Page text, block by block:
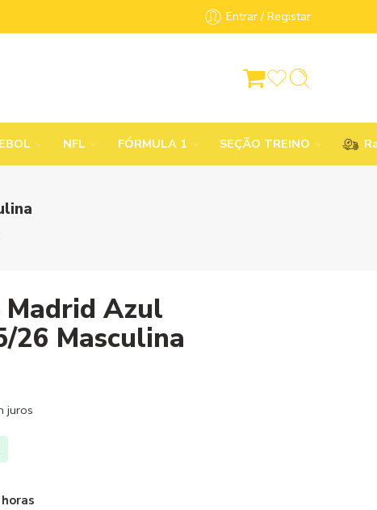
Entrar / Registar
NFL FÓRMULA 1 SEÇÃO TREINO
Madrid Azul
26 Masculina
juros